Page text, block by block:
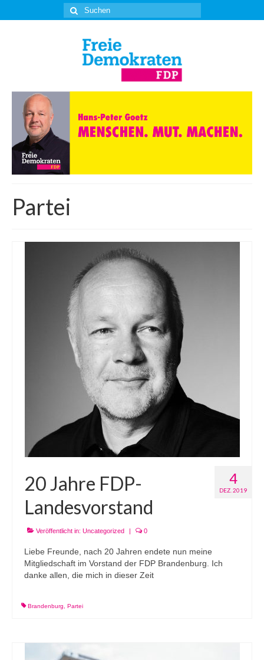
Suche
nach:
Partei
4
DEZ. 2019
20 Jahre FDP-
Landesvorstand
Veröffentlicht in: Uncategorized | 0
Liebe Freunde, nach 20 Jahren endete nun meine
Mitgliedschaft im Vorstand der FDP Brandenburg. Ich
danke allen, die mich in dieser Zeit
Brandenburg Partei